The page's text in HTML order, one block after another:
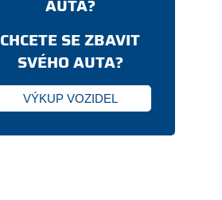
CHCETE SE ZBAVIT
SVÉHO AUTA?
VÝKUP VOZIDEL